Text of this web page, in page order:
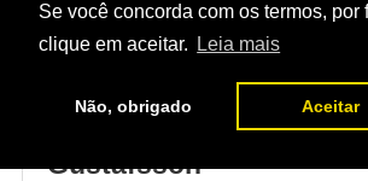
Se você concorda com os termos, por
clique em aceitar.
Leia mais
Não, obrigado Aceitar
HOME EVENTO / UFC 316:
Khaos Wlliams x
Gustafsson